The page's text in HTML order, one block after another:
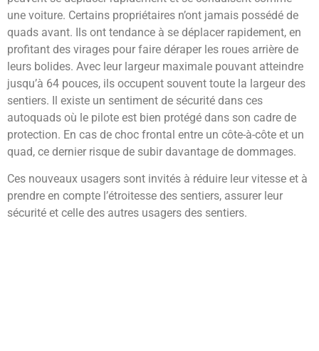
une voiture. Certains propriétaires n’ont jamais possédé de
quads avant. Ils ont tendance à se déplacer rapidement, en
profitant des virages pour faire déraper les roues arrière de
leurs bolides. Avec leur largeur maximale pouvant atteindre
jusqu’à 64 pouces, ils occupent souvent toute la largeur des
sentiers. Il existe un sentiment de sécurité dans ces
autoquads où le pilote est bien protégé dans son cadre de
protection. En cas de choc frontal entre un côte-à-côte et un
quad, ce dernier risque de subir davantage de dommages.
Ces nouveaux usagers sont invités à réduire leur vitesse et à
prendre en compte l’étroitesse des sentiers, assurer leur
sécurité et celle des autres usagers des sentiers.